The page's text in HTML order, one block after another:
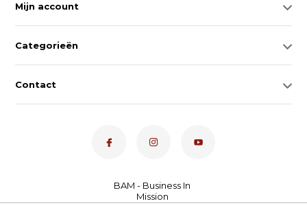
Mijn account
Categorieën
Contact